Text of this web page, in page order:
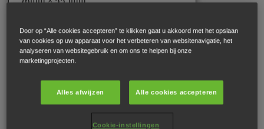
Brandstofsysteem
PGM FI Brandstofinjectie
Compressieverhouding
Door op “Alle cookies accepteren” te klikken gaat u akkoord met het opslaan
van cookies op uw apparaat voor het verbeteren van websitenavigatie, het
analyseren van websitegebruik en om ons te helpen bij onze
marketingprojecten.
Alles afwijzen Alle cookies accepteren
Cookie-instellingen